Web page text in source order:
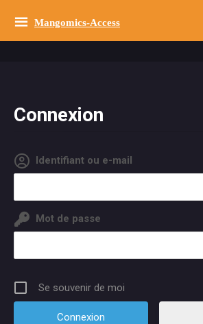
Mangomics-Access
Connexion
Identifiant ou e-mail
Mot de passe
Se souvenir de moi